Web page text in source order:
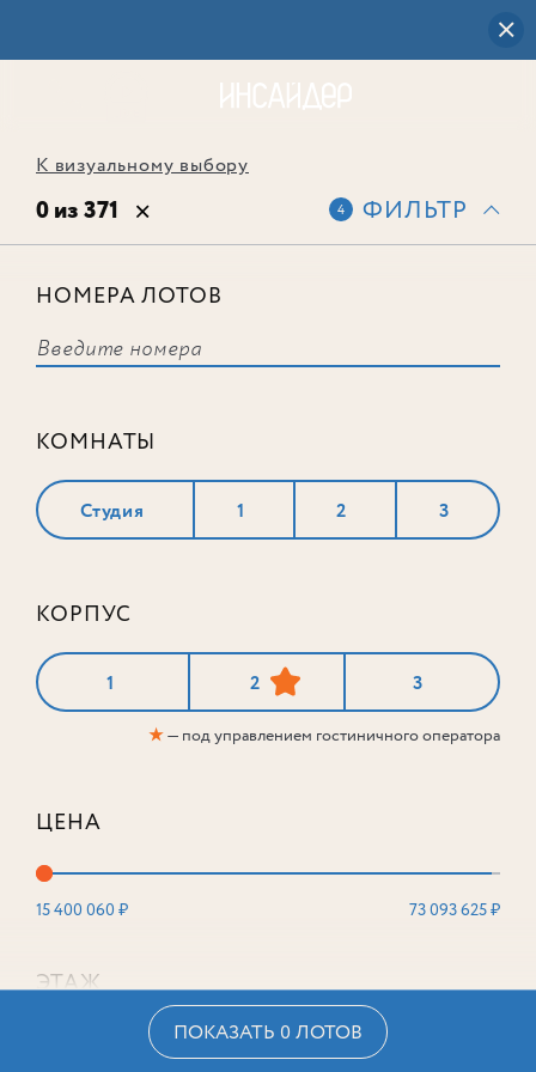
К визуальному выбору
0 из 371 4 ФИЛЬТР
НОМЕРА ЛОТОВ
КОМНАТЫ
Студия 1 2 3
КОРПУС
1 2 3
★— под управлением гостиничного оператора
ЦЕНА
15 400 060 ₽ 73 093 625 ₽
ЭТАЖ
ПОКАЗАТЬ 0 ЛОТОВ
соответствует ни одного лота